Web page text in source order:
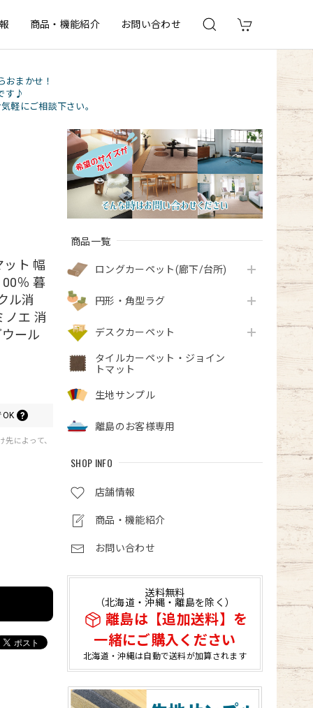
商品・機能紹介 お問い合わせ
おまかせ！
す♪
軽にご相談下さい。
商品一覧
ロングカーペット(廊下/台所)
円形・角型ラグ
デスクカーペット
タイルカーペット・ジョイン
トマット
生地サンプル
離島のお客様専用
SHOP INFO
店舗情報
商品・機能紹介
お問い合わせ
送料無料
（北海道・沖縄・離島を除く）
離島は【追加送料】を
一緒にご購入ください
北海道・沖縄は自動で送料が加算されます
ト 幅
％ 暮
ル消
ノエ 消
ール
OK
によって、